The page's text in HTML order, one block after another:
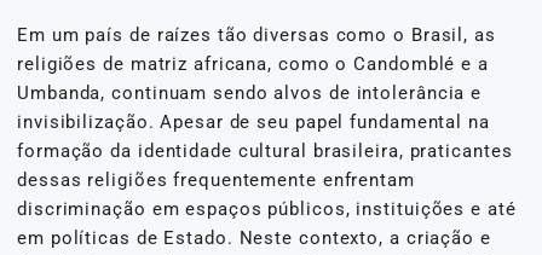
Em um país de raízes tão diversas como o Brasil, as
religiões de matriz africana, como o Candomblé e a
Umbanda, continuam sendo alvos de intolerância e
invisibilização. Apesar de seu papel fundamental na
formação da identidade cultural brasileira, praticantes
dessas religiões frequentemente enfrentam
discriminação em espaços públicos, instituições e até
em políticas de Estado. Neste contexto, a criação e